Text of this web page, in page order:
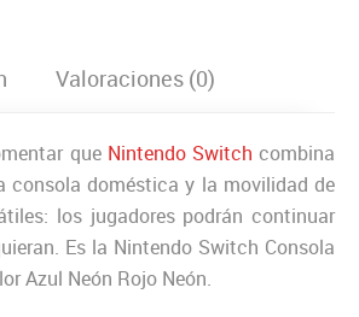
Valoraciones (0)
que Nintendo Switch combina
consola doméstica y la movilidad de
los jugadores podrán continuar
Es la Nintendo Switch Consola
Azul Neón Rojo Neón.